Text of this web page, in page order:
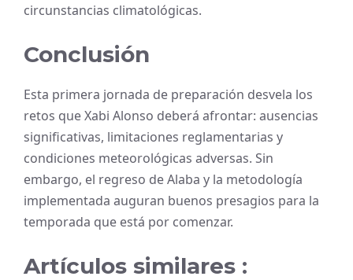
circunstancias climatológicas.
Conclusión
Esta primera jornada de preparación desvela los
retos que Xabi Alonso deberá afrontar: ausencias
significativas, limitaciones reglamentarias y
condiciones meteorológicas adversas. Sin
embargo, el regreso de Alaba y la metodología
implementada auguran buenos presagios para la
temporada que está por comenzar.
Artículos similares :